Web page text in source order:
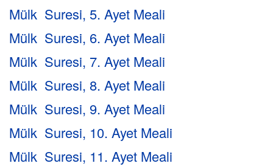
Mülk Suresi, 5. Ayet Meali
Mülk Suresi, 6. Ayet Meali
Mülk Suresi, 7. Ayet Meali
Mülk Suresi, 8. Ayet Meali
Mülk Suresi, 9. Ayet Meali
Mülk Suresi, 10. Ayet Meali
Mülk Suresi, 11. Ayet Meali